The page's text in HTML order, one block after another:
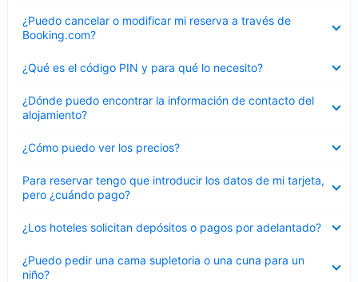
¿Puedo cancelar o modificar mi reserva a través de
Booking.com?
cerrado
¿Qué es el código PIN y para qué lo necesito?
cerrado
¿Dónde puedo encontrar la información de contacto del
alojamiento?
cerrado
¿Cómo puedo ver los precios?
cerrado
Para reservar tengo que introducir los datos de mi tarjeta,
pero ¿cuándo pago?
cerrado
¿Los hoteles solicitan depósitos o pagos por adelantado?
cerrado
¿Puedo pedir una cama supletoria o una cuna para un
niño?
cerrado